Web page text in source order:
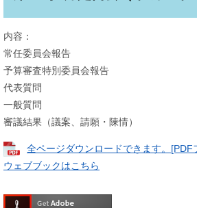
内容：
常任委員会報告
予算審査特別委員会報告
代表質問
一般質問
審議結果（議案、請願・陳情）
全ページダウンロードできます。[PDF
ウェブブックはこちら